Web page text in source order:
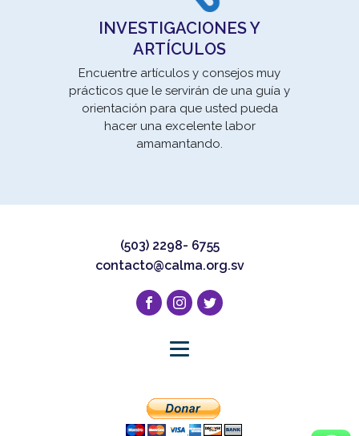
INVESTIGACIONES Y
ARTÍCULOS
Encuentre artículos y consejos muy
prácticos que le servirán de una guía y
orientación para que usted pueda
hacer una excelente labor
amamantando.
(503) 2298- 6755
contacto@calma.org.sv